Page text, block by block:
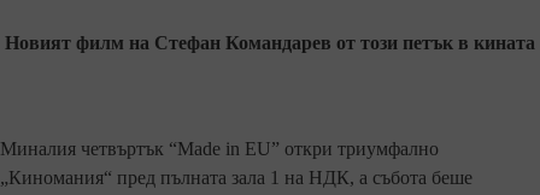
Новият филм на Стефан Командарев от този петък в кината
Миналия четвъртък “Made in EU” откри триумфално
„Киномания“ пред пълната зала 1 на НДК, а събота беше